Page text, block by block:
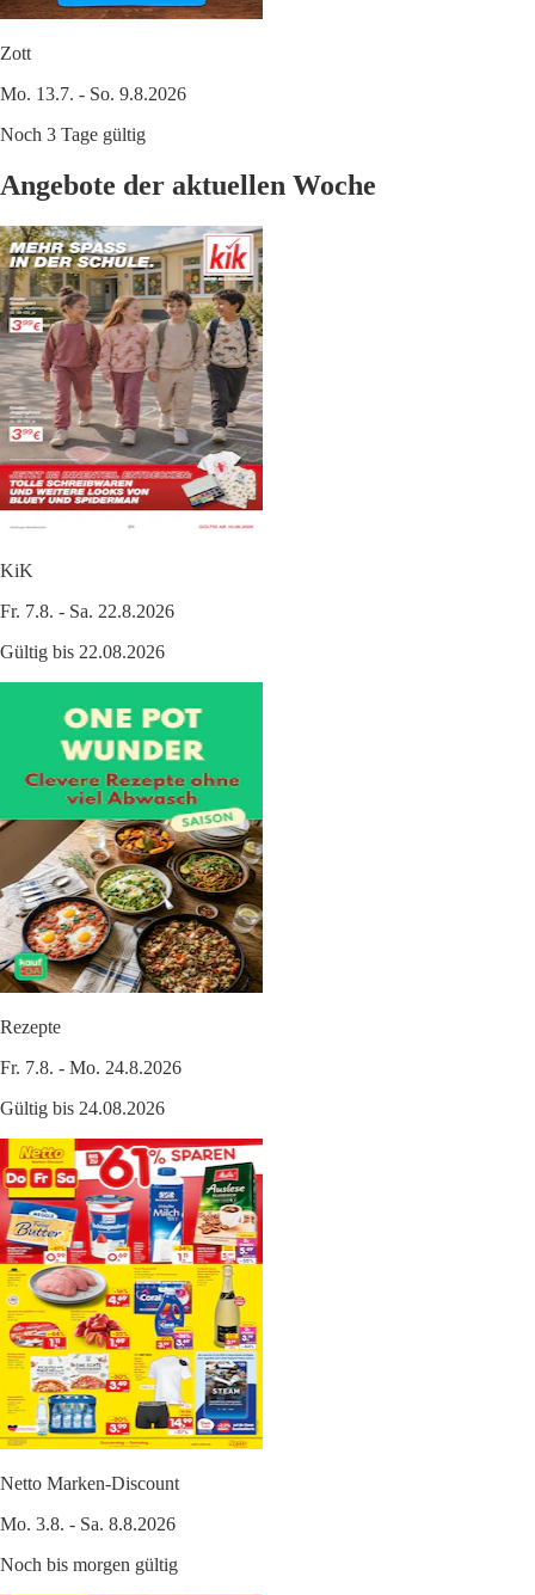
Zott
Mo. 13.7. - So. 9.8.2026
Noch 3 Tage gültig
Angebote der aktuellen Woche
KiK
Fr. 7.8. - Sa. 22.8.2026
Gültig bis 22.08.2026
Rezepte
Fr. 7.8. - Mo. 24.8.2026
Gültig bis 24.08.2026
Netto Marken-Discount
Mo. 3.8. - Sa. 8.8.2026
Noch bis morgen gültig